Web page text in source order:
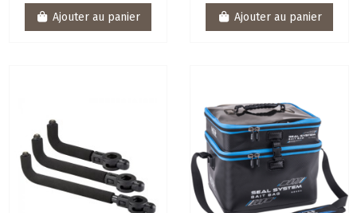
Ajouter au panier Ajouter au panier